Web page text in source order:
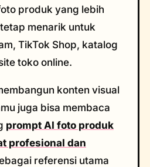
produk yang lebih
menarik untuk
TikTok Shop, katalog
toko online.
konten visual
juga bisa membaca
prompt AI foto produk
profesional dan
referensi utama